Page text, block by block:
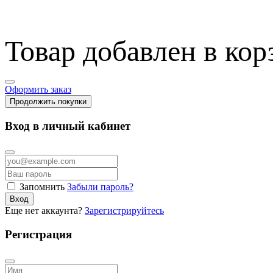
Товар добавлен в
Оформить заказ
Продолжить покупки
Вход в личный кабинет
Запомнить Забыли пароль?
Вход
Еще нет аккаунта? Зарегистрируйтесь
Регистрация